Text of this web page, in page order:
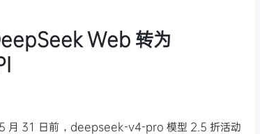
Web 转为
月 31 日前，deepseek-v4-pro 模型 2.5 折活动